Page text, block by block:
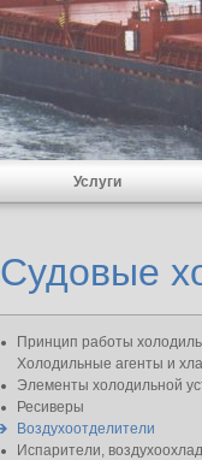
Услуги
Судовые
Принцип работы
Холодильные агенты и
Элементы холодильной
Ресиверы
Воздухоотделители
Испарители,